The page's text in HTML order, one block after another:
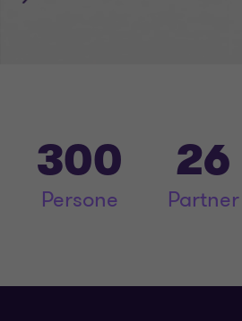
300
Persone
26
Partner